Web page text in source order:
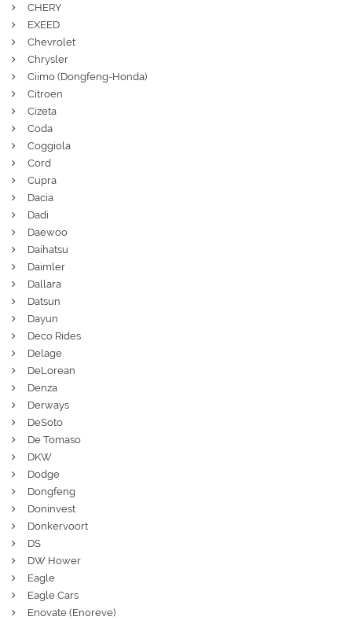
CHERY
EXEED
Chevrolet
Chrysler
Ciimo (Dongfeng-Honda)
Citroen
Cizeta
Coda
Coggiola
Cord
Cupra
Dacia
Dadi
Daewoo
Daihatsu
Daimler
Dallara
Datsun
Dayun
Deco Rides
Delage
DeLorean
Denza
Derways
DeSoto
De Tomaso
DKW
Dodge
Dongfeng
Doninvest
Donkervoort
DS
DW Hower
Eagle
Eagle Cars
Enovate (Enoreve)